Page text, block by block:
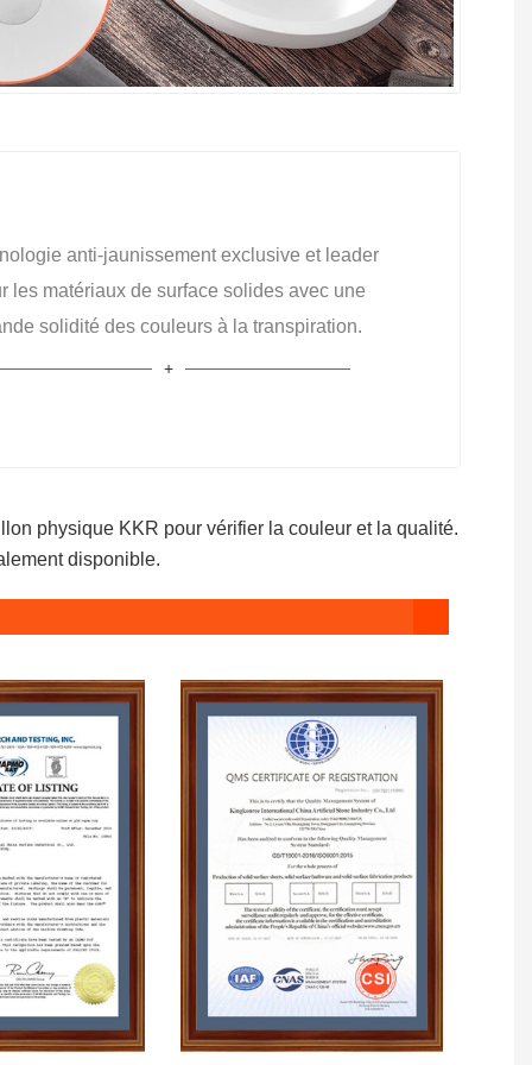
anti-jaunissement exclusive et leader
les matériaux de surface solides avec une
solidité des couleurs à la transpiration.
physique KKR pour vérifier la couleur et la qualité.
disponible.